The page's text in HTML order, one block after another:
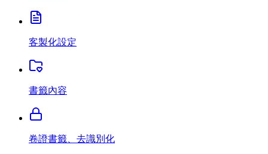
客製化設定
書籤內容
卷證書籤、去識別化